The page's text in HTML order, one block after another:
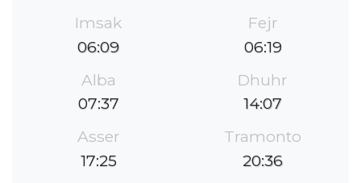
Imsak
06:09
Fejr
06:19
Alba
07:37
Dhuhr
14:07
Asser
17:25
Tramonto
20:36